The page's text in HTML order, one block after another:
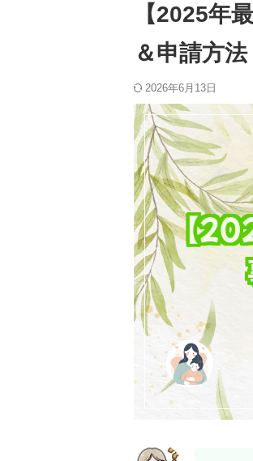
【2025年
＆申請方法
2026年6月13日